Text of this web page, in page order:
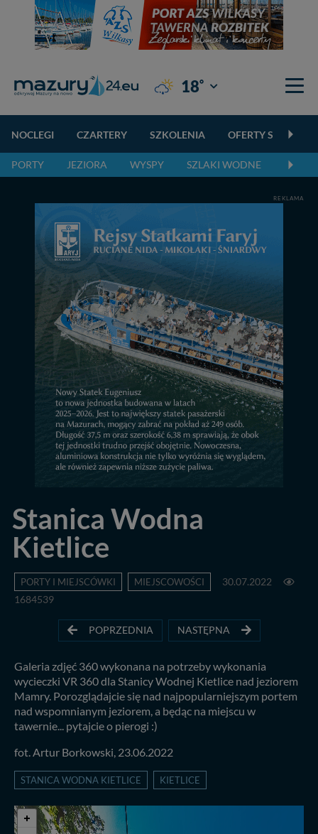
18° Giżycko
NOCLEGI CZARTERY SZKOLENIA OFERTY
PORTY JEZIORA WYSPY SZLAKI WODNE
REKLAMA
Stanica Wodna
Kietlice
PORTY I MIEJSCÓWKI MIEJSCOWOŚCI
30.07.2022
1684539
POPRZEDNIA NASTĘPNA
Galeria zdjęć 360 wykonana na potrzeby wykonania
wycieczki VR 360 dla Stanicy Wodnej Kietlice nad jeziorem
Mamry. Porozglądajcie się nad najpopularniejszym portem
nad wspomnianym jeziorem, a będąc na miejscu w
tawernie... pytajcie o pierogi :)
fot. Artur Borkowski, 23.06.2022
STANICA WODNA KIETLICE KIETLICE